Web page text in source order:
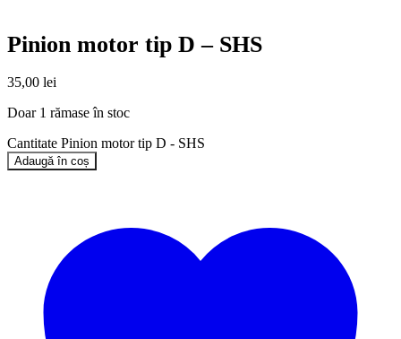
Pinion motor tip D – SHS
35,00 lei
Doar 1 rămase în stoc
Cantitate Pinion motor tip D - SHS
Adaugă în coș